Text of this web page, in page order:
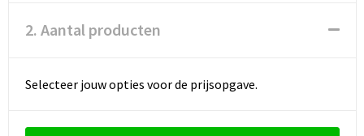
2. Aantal producten
Selecteer jouw opties voor de prijsopgave.